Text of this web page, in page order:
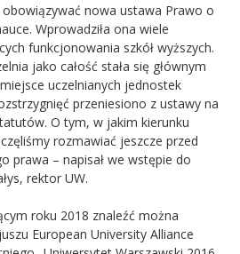
obowiązywać nowa ustawa Prawo o
Wprowadziła ona wiele
funkcjonowania szkół wyższych.
jako całość stała się głównym
uczelnianych jednostek
przeniesiono z ustawy na
O tym, w jakim kierunku
rozmawiać jeszcze przed
prawa – napisał we wstępie do
rektor UW.
roku 2018 znaleźć można
European University Alliance